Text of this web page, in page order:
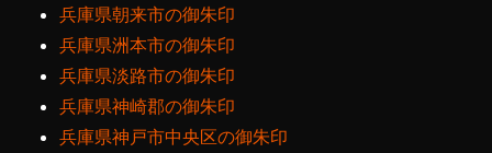
兵庫県朝来市の御朱印
兵庫県洲本市の御朱印
兵庫県淡路市の御朱印
兵庫県神崎郡の御朱印
兵庫県神戸市中央区の御朱印